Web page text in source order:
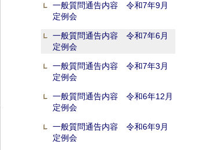
一般質問通告内容 令和7年9月
定例会
一般質問通告内容 令和7年6月
定例会
一般質問通告内容 令和7年3月
定例会
一般質問通告内容 令和6年12月
定例会
一般質問通告内容 令和6年9月
定例会